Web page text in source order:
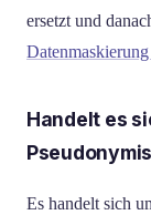
ersetzt und
Handelt es
Es handelt sich